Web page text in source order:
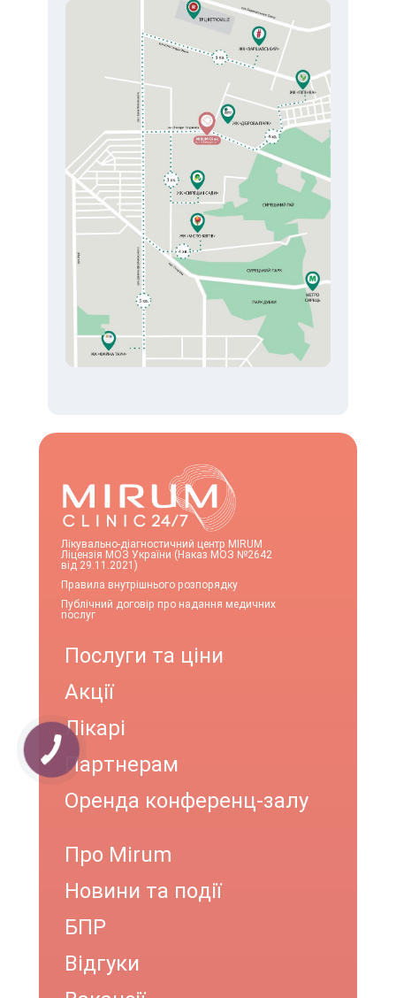
Лікувально-діагностичний центр MIRUM
Ліцензія МОЗ України (Наказ МОЗ №2642
від 29.11.2021)
Правила внутрішнього розпорядку
Публічний договір про надання медичних
послуг
Послуги та ціни
Акції
Лікарі
Партнерам
Оренда конференц-залу
Про Mirum
Новини та події
БПР
Відгуки